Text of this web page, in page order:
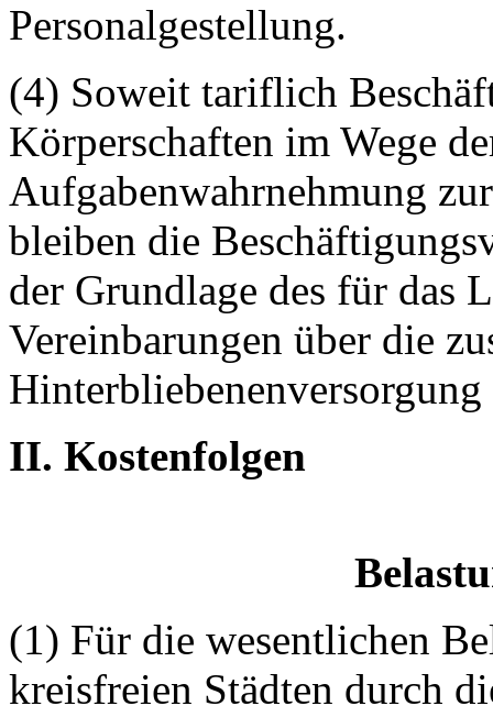
Personalgestellung.
(4) Soweit tariflich
Körperschaften im Wege
Aufgabenwahrnehmung
bleiben die
der Grundlage des für das
Vereinbarungen über die
Hinterbliebenenversorgung
II. Kostenfolgen
(1) Für die wesentlichen
kreisfreien Städten durch